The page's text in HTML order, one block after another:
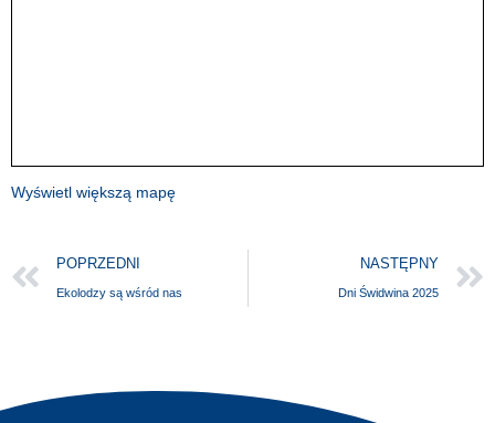
Wyświetl większą mapę
POPRZEDNI
Ekolodzy są wśród nas
NASTĘPNY
Dni Świdwina 2025